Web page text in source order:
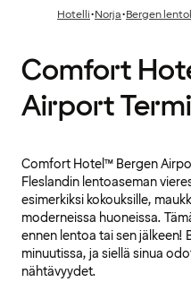
Hotelli·Norja·Bergen
Comfort
Airport
Comfort Hotel™ Bergen
Fleslandin lentoaseman
esimerkiksi kokouksille,
moderneissa huoneissa.
ennen lentoa tai sen jälkeen!
minuutissa, ja siellä sinua
nähtävyydet.